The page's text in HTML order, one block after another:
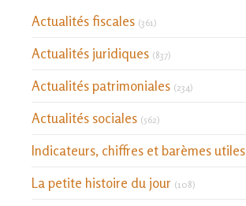
Actualités fiscales (361)
Actualités juridiques (837)
Actualités patrimoniales (234)
Actualités sociales (562)
Indicateurs, chiffres et barèmes utiles
La petite histoire du jour (108)